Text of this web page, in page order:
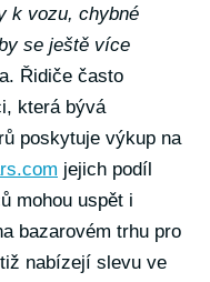
k vozu, chybné
se ještě více
Řidiče často
která bývá
poskytuje výkup na
jejich podíl
mohou uspět i
bazarovém trhu pro
nabízejí slevu ve